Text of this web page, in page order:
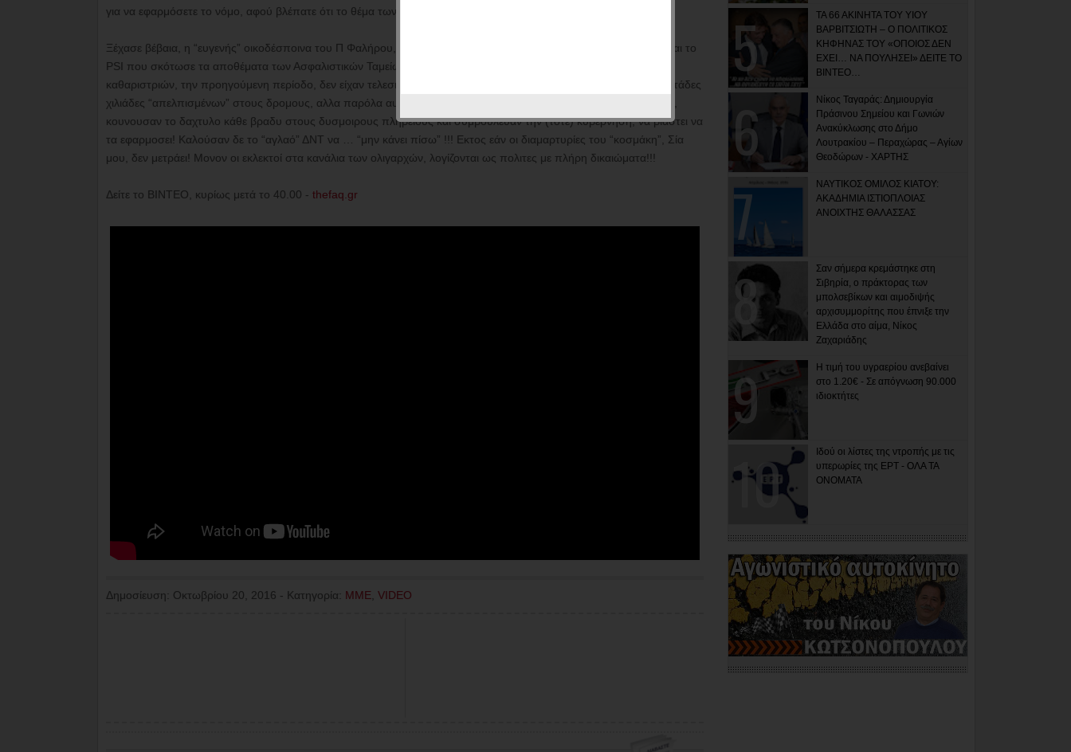
για να εφαρμόσετε το νόμο, αφού βλέπατε ότι το θέμα των αδειών ξεσηκώνει τόσο μεγάλη θύελλα; ”
Ξέχασε βέβαια, η “ευγενής” οικοδέσποινα του Π Φαλήρου, ότι … και το κόψιμο των συντάξεων, λίγα χρόνια πριν και το
PSI που σκότωσε τα αποθέματα των Ασφαλιστικών Ταμείων και οι απολύσεις υπάλληλων, σχολικών φυλάκων,
καθαριστριών, την προηγούμενη περίοδο, δεν είχαν τελεσιδικήσει και είχαν βγάλει μάλιστα, επανειλημμένα, εκατοντάδες
χιλιάδες “απελπισμένων” στους δρομους, αλλα παρόλα αυτά, το κανάλι της ( όπως και τα άλλα συστημικά Μέσα ),
κουνουσαν το δαχτυλο κάθε βραδυ στους δυσμοιρους πληβείους και συμβούλευαν την (τοτε) κυβέρνηση, να βιαστει να
τα εφαρμοσει! Καλούσαν δε το “αγλαό” ΔΝΤ να … “μην κάνει πίσω” !!! Εκτος εάν οι διαμαρτυρίες του “κοσμάκη”, Σία
μου, δεν μετράει! Μονον οι εκλεκτοί στα κανάλια των ολιγαρχών, λογίζονται ως πολιτες με πλήρη δικαιώματα!!!
Δείτε το ΒΙΝΤΕΟ, κυρίως μετά το 40.00 - thefaq.gr
Δημοσίευση: Οκτωβρίου 20, 2016 - Κατηγορία: ΜΜΕ VIDEO
ΤΑ 66 ΑΚΙΝΗΤΑ ΤΟΥ ΥΙΟΥ
ΒΑΡΒΙΤΣΙΩΤΗ – Ο ΠΟΛΙΤΙΚΟΣ
ΚΗΦΗΝΑΣ ΤΟΥ «ΟΠΟΙΟΣ ΔΕΝ
ΕΧΕΙ… ΝΑ ΠΟΥΛΗΣΕΙ» ΔΕΙΤΕ ΤΟ
ΒΙΝΤΕΟ…
Νίκος Ταγαράς: Δημιουργία
Πράσινου Σημείου και Γωνιών
Ανακύκλωσης στο Δήμο
Λουτρακίου – Περαχώρας – Αγίων
Θεοδώρων - ΧΑΡΤΗΣ
ΝΑΥΤΙΚΟΣ ΟΜΙΛΟΣ ΚΙΑΤΟΥ:
ΑΚΑΔΗΜΙΑ ΙΣΤΙΟΠΛΟΙΑΣ
ΑΝΟΙΧΤΗΣ ΘΑΛΑΣΣΑΣ
Σαν σήμερα κρεμάστηκε στη
Σιβηρία, ο πράκτορας των
μπολσεβίκων και αιμοδιψής
αρχισυμμορίτης που έπνιξε την
Ελλάδα στο αίμα, Νίκος
Ζαχαριάδης
Η τιμή του υγραερίου ανεβαίνει
στο 1.20€ - Σε απόγνωση 90.000
ιδιοκτήτες
Ιδού οι λίστες της ντροπής με τις
υπερωρίες της ΕΡΤ - ΟΛΑ ΤΑ
ΟΝΟΜΑΤΑ